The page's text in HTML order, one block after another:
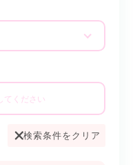
検索条件をクリア